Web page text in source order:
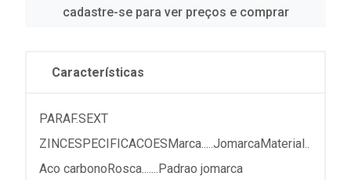
cadastre-se para ver preços e comprar
Características
PARAF.SEXT
ZINCESPECIFICACOESMarca.....JomarcaMaterial..
Aco carbonoRosca.......Padrao jomarca